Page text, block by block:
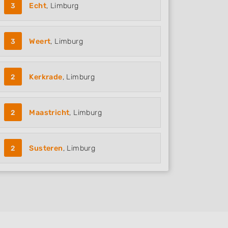
3 Echt, Limburg
3 Weert, Limburg
2 Kerkrade, Limburg
2 Maastricht, Limburg
2 Susteren, Limburg